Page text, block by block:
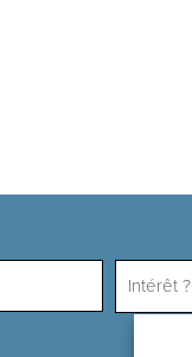
Intérêt ?